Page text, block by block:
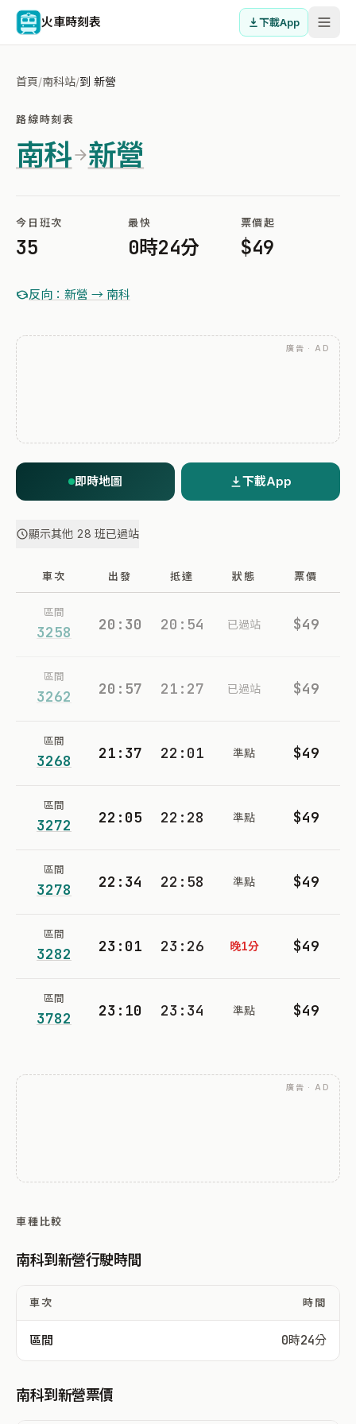
火車時刻表 下載App
首頁/南科站/到 新營
路線時刻表
南科 新營
今日班次
35
最快
0時24分
票價起
$49
反向：新營 → 南科
廣告 · AD
即時地圖 下載App
顯示其他 28 班已過站
車次 出發 抵達 狀態 票價
區間
3258 20:30 20:54 已過站 $49
區間
3262 20:57 21:27 已過站 $49
區間
3268 21:37 22:01 準點 $49
區間
3272 22:05 22:28 準點 $49
區間
3278 22:34 22:58 準點 $49
區間
3282 23:01 23:26 晚1分 $49
區間
3782 23:10 23:34 準點 $49
廣告 · AD
車種比較
南科到新營行駛時間
車次 時間
區間 0時24分
南科到新營票價